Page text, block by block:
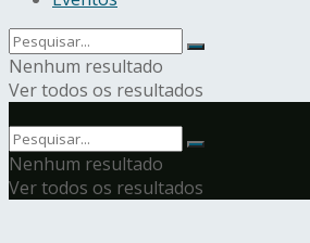
Nenhum resultado
Ver todos os resultados
Nenhum resultado
Ver todos os resultados